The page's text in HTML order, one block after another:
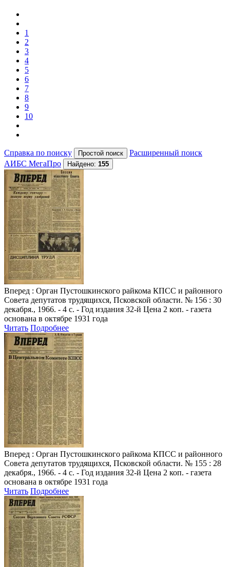
1
2
3
4
5
6
7
8
9
10
Справка по поиску
Расширенный поиск
АИБС МегаПро
Найдено: 155
Вперед : Орган Пустошкинского райкома КПСС и районного
Совета депутатов трудящихся, Псковской области. № 156 : 30
декабря., 1966. - 4 с. - Год издания 32-й Цена 2 коп. - газета
основана в октябре 1931 года
Читать Подробнее
Вперед : Орган Пустошкинского райкома КПСС и районного
Совета депутатов трудящихся, Псковской области. № 155 : 28
декабря., 1966. - 4 с. - Год издания 32-й Цена 2 коп. - газета
основана в октябре 1931 года
Читать Подробнее